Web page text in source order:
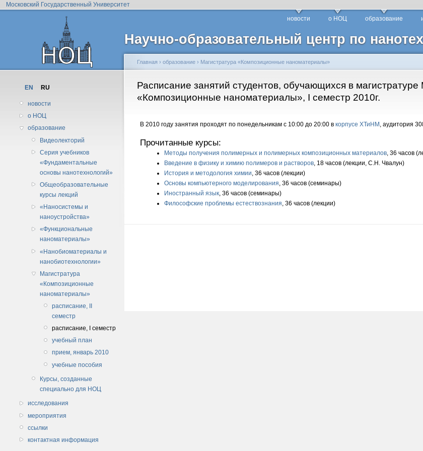
Московский Государственный Университет
Научно-образовательный центр по
новости о НОЦ образование
EN RU
новости
о НОЦ
образование
Видеолекторий
Серия учебников
«Фундаментальные
основы нанотехнологий»
Общеобразовательные
курсы лекций
«Наносистемы и
наноустройства»
«Функциональные
наноматериалы»
«Нанобиоматериалы и
нанобиотехнологии»
Магистратура
«Композиционные
наноматериалы»
расписание, II
семестр
расписание, I семестр
учебный план
прием, январь 2010
учебные пособия
Курсы, созданные
специально для НОЦ
исследования
мероприятия
ссылки
контактная информация
Главная › образование › Магистратура «Композиционные наноматериалы»
Расписание занятий студентов, обучающихся в
«Композиционные наноматериалы», I семестр 2010г.
В 2010 году занятия проходят по понедельникам с 10:00 до 20:00 в корпусе ХТиНМ , аудитория
Прочитанные курсы:
Методы получения полимерных и полимерных композиционных материалов, 36 часов
Введение в физику и химию полимеров и растворов, 18 часов (лекции, С.Н. Чвалун)
История и методология химии, 36 часов (лекции)
Основы компьютерного моделирования, 36 часов (семинары)
Иностранный язык, 36 часов (семинары)
Философские проблемы естествознания, 36 часов (лекции)